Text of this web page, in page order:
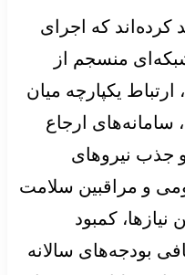
کرده‌اند که اجرای
منسجم از
یکپارچه میان
سامانه‌های ارجاع
جذب نیروهای
و مراقبین سلامت
نیازها، کمبود
بودجه‌های سالانه